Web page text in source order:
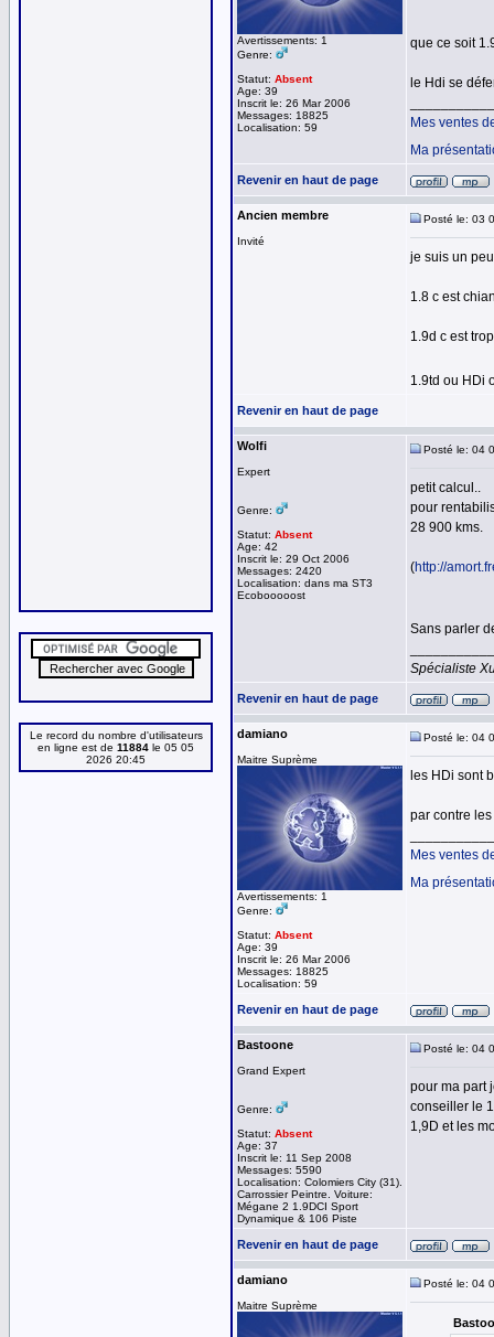
Le record du nombre d'utilisateurs
en ligne est de 11884 le 05 05
2026 20:45
Avertissements: 1
Genre:
Statut: Absent
Age: 39
Inscrit le: 26 Mar 2006
Messages: 18825
Localisation: 59
que ce soit
le Hdi se
Mes ventes
Ma
Revenir en haut de page
Ancien membre
Invité
Posté le: 03
je suis un
1.8 c est
1.9d c est
1.9td ou HDi
Revenir en haut de page
Wolfi
Expert
Genre:
Statut: Absent
Age: 42
Inscrit le: 29 Oct 2006
Messages: 2420
Localisation: dans ma ST3
Ecobooooost
Posté le: 04
petit calcul..
pour
28 900 kms.
(http://
Sans parler
Spécialiste
Revenir en haut de page
damiano
Maitre Suprème
Avertissements: 1
Genre:
Statut: Absent
Age: 39
Inscrit le: 26 Mar 2006
Messages: 18825
Localisation: 59
Posté le: 04
les HDi sont
par contre
Mes ventes
Ma
Revenir en haut de page
Bastoone
Grand Expert
Genre:
Statut: Absent
Age: 37
Inscrit le: 11 Sep 2008
Messages: 5590
Localisation: Colomiers City (31).
Carrossier Peintre. Voiture:
Mégane 2 1.9DCI Sport
Dynamique & 106 Piste
Posté le: 04
pour ma part
conseiller le
1,9D et les
Revenir en haut de page
damiano
Maitre Suprème
Posté le: 04